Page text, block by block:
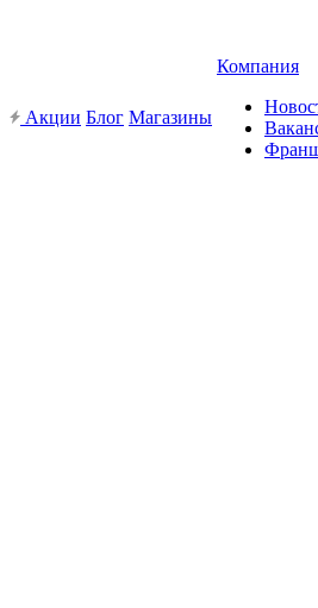
Акции Блог Магазины
Компания